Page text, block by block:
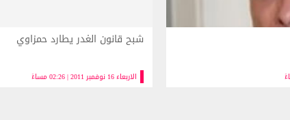
الاربعاء 16 نوفمبر 2011 | 02:26 مساءً
شبح قانون الغدر يطارد حمزاوي